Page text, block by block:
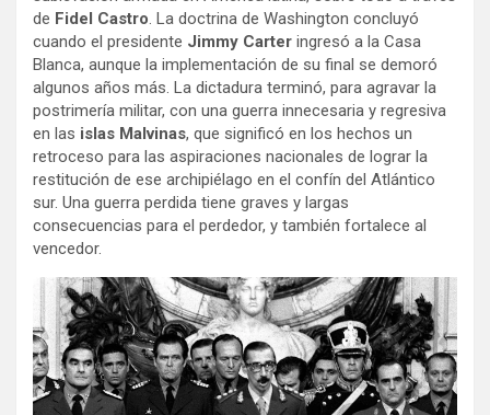
de Fidel Castro. La doctrina de Washington concluyó
cuando el presidente Jimmy Carter ingresó a la Casa
Blanca, aunque la implementación de su final se demoró
algunos años más. La dictadura terminó, para agravar la
postrimería militar, con una guerra innecesaria y regresiva
en las islas Malvinas, que significó en los hechos un
retroceso para las aspiraciones nacionales de lograr la
restitución de ese archipiélago en el confín del Atlántico
sur. Una guerra perdida tiene graves y largas
consecuencias para el perdedor, y también fortalece al
vencedor.